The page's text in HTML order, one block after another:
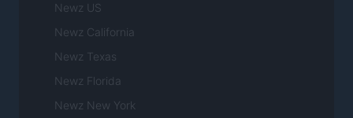
Newz US
Newz California
Newz Texas
Newz Florida
Newz New York